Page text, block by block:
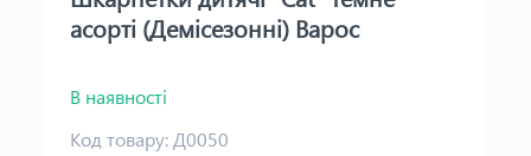
асорті (Демісезонні) Варос
В наявності
Код товару:Д0050